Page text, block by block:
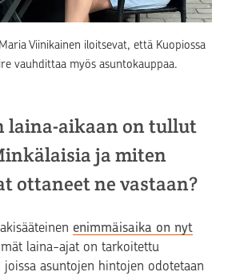
Viinikainen iloitsevat, että Kuopiossa
vauhdittaa myös asuntokauppaa.
laina-aikaan on tullut
ja miten
ottaneet ne vastaan?
enimmäisaika on nyt
laina-ajat on tarkoitettu
joissa asuntojen hintojen odotetaan